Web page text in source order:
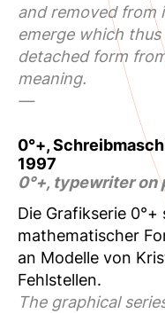
and removed from
emerge which
detached form
meaning.
—
0°+,
1997
0°+, typewriter on
Die Grafikserie
mathematischer
an Modelle von
Fehlstellen.
The graphical